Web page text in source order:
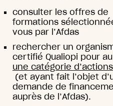
consulter les offres de
formations
vous par l’Afdas
rechercher un
certifié Qualiopi pour
une catégorie d’actions
(et ayant fait l’objet
demande de
auprès de l’Afdas).